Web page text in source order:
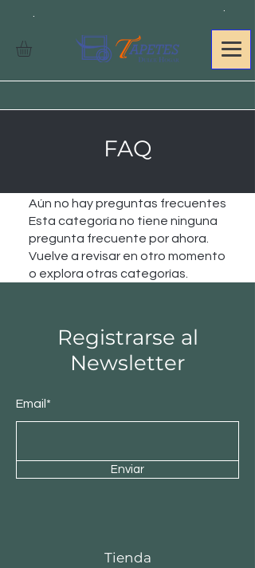
. .
FAQ
Aún no hay preguntas frecuentes
Esta categoría no tiene ninguna
pregunta frecuente por ahora.
Vuelve a revisar en otro momento
o explora otras categorías.
Registrarse al
Newsletter
Email*
Enviar
Tienda